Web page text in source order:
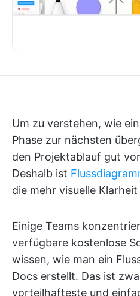
Um zu verstehen, wie
Phase zur nächsten
den Projektablauf gut
Deshalb ist
die mehr visuelle
Einige Teams
verfügbare kostenlose
wissen, wie man ein
Docs erstellt. Das ist
vorteilhafteste und